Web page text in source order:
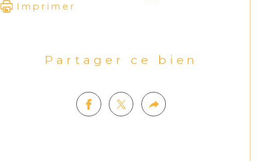
Imprimer
Partager ce bien